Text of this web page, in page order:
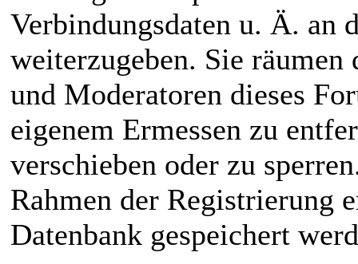
Verbindungsdaten u. Ä. an
weiterzugeben. Sie
und Moderatoren dieses
eigenem Ermessen zu
verschieben oder zu
Rahmen der Registrierung
Datenbank gespeichert